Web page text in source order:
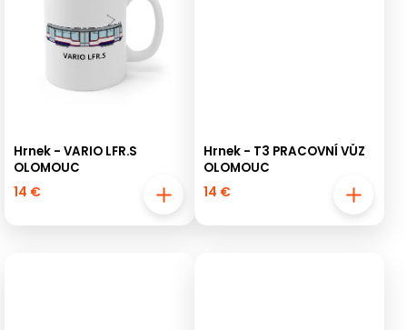
Hrnek - VARIO LFR.S
OLOMOUC
14 €
Hrnek - T3 PRACOVNÍ VŮZ
OLOMOUC
14 €